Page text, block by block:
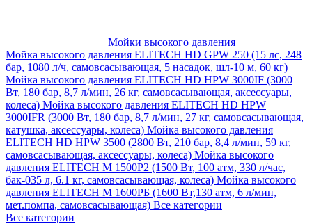
Мойки высокого давления
Мойка высокого давления ELITECH HD GPW 250 (15 лс, 248
бар, 1080 л/ч, самовсасывающая, 5 насадок, шл-10 м, 60 кг)
Мойка высокого давления ELITECH HD HPW 3000IF (3000
Вт, 180 бар, 8,7 л/мин, 26 кг, самовсасывающая, аксессуары,
колеса) Мойка высокого давления ELITECH HD HPW
3000IFR (3000 Вт, 180 бар, 8,7 л/мин, 27 кг, самовсасывающая,
катушка, аксессуары, колеса) Мойка высокого давления
ELITECH HD HPW 3500 (2800 Вт, 210 бар, 8,4 л/мин, 59 кг,
самовсасывающая, аксессуары, колеса) Мойка высокого
давления ELITECH M 1500P2 (1500 Вт, 100 атм, 330 л/час,
бак-035 л, 6.1 кг, самовсасывающая, колеса) Мойка высокого
давления ELITECH М 1600РБ (1600 Вт,130 атм, 6 л/мин,
мет.помпа, самовсасывающая) Все категории
Все категории